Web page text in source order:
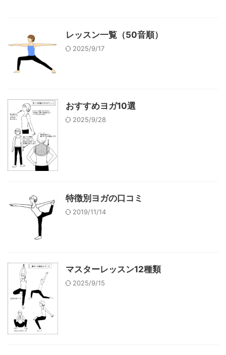
レッスン一覧（50音順）
2025/9/17
おすすめヨガ10選
2025/9/28
特徴別ヨガの口コミ
2019/11/14
マスターレッスン12種類
2025/9/15